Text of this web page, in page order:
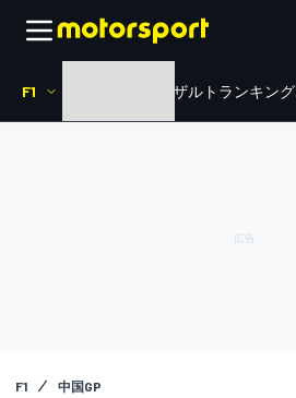
F1 リザルト ランキング
F1 中国GP